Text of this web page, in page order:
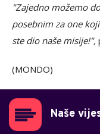
"Zajedno možemo
posebnim za one
ste dio naše misije!",
(MONDO)
Naše